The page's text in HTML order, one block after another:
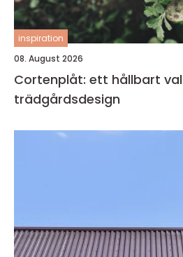
inspiration
08. August 2026
Cortenplåt: ett hållbart
trädgårdsdesign